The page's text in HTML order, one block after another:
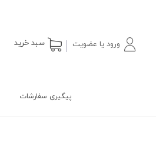
ورود یا عضویت سبد خرید
پیگیری سفارشات